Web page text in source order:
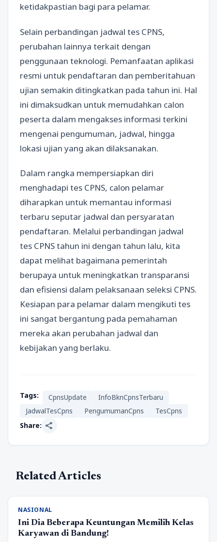
ketidakpastian bagi para pelamar.
Selain perbandingan jadwal tes CPNS,
perubahan lainnya terkait dengan
penggunaan teknologi. Pemanfaatan aplikasi
resmi untuk pendaftaran dan pemberitahuan
ujian semakin ditingkatkan pada tahun ini. Hal
ini dimaksudkan untuk memudahkan calon
peserta dalam mengakses informasi terkini
mengenai pengumuman, jadwal, hingga
lokasi ujian yang akan dilaksanakan.
Dalam rangka mempersiapkan diri
menghadapi tes CPNS, calon pelamar
diharapkan untuk memantau informasi
terbaru seputar jadwal dan persyaratan
pendaftaran. Melalui perbandingan jadwal
tes CPNS tahun ini dengan tahun lalu, kita
dapat melihat bagaimana pemerintah
berupaya untuk meningkatkan transparansi
dan efisiensi dalam pelaksanaan seleksi CPNS.
Kesiapan para pelamar dalam mengikuti tes
ini sangat bergantung pada pemahaman
mereka akan perubahan jadwal dan
kebijakan yang berlaku.
Tags: CpnsUpdate
InfoBknCpnsTerbaru
JadwalTesCpns
PengumumanCpns
TesCpns
Share: share
Related Articles
NASIONAL
Ini Dia Beberapa Keuntungan Memilih Kelas
Karyawan di Bandung!